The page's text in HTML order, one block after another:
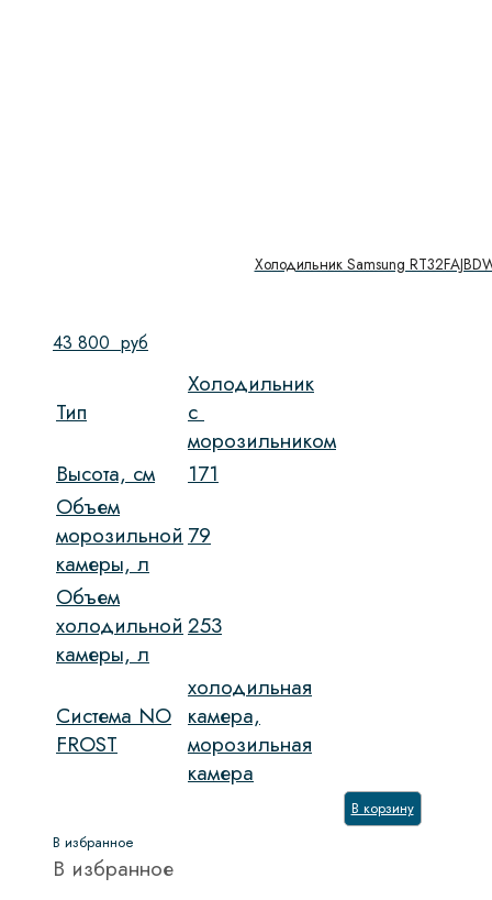
Холодильник Samsung
43 800 руб
Тип
Холодильник
c
морозильником
Высота, см
171
Объем
морозильной
камеры, л
79
Объем
холодильной
камеры, л
253
Система NO
FROST
холодильная
камера,
морозильная
камера
В корзину
В избранное
В избранное